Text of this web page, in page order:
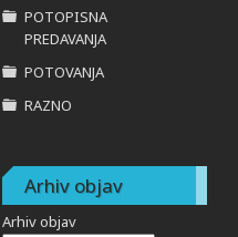
POTOPISNA
PREDAVANJA
POTOVANJA
RAZNO
Arhiv objav
Arhiv objav